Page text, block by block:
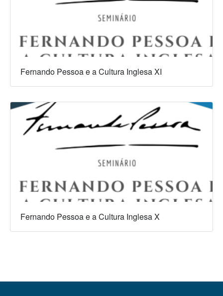
Fernando Pessoa e a Cultura Inglesa XI
Fernando Pessoa e a Cultura Inglesa X